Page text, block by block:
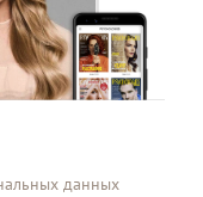
данных